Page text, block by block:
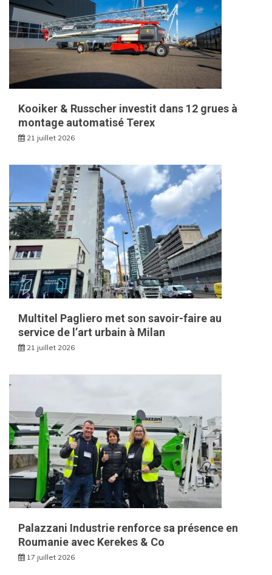
Kooiker & Russcher investit dans 12 grues à
montage automatisé Terex
21 juillet 2026
Multitel Pagliero met son savoir-faire au
service de l’art urbain à Milan
21 juillet 2026
Palazzani Industrie renforce sa présence en
Roumanie avec Kerekes & Co
17 juillet 2026